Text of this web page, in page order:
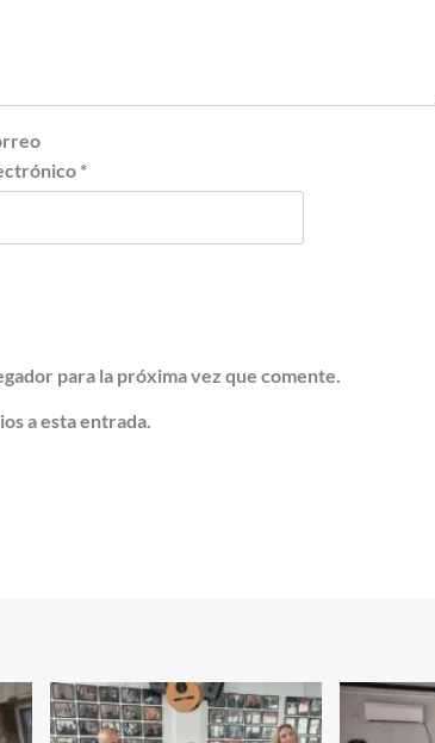
*
para la próxima vez que comente.
a esta entrada.